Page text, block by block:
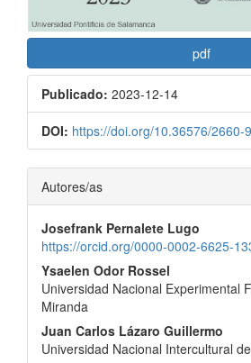
pdf
Publicado: 2023-12-14
DOI: https://doi.org/10.36576/2660-
Contenido
principal
del
artículo
Autores/as
Josefrank Pernalete Lugo
https://orcid.org/0000-0002-6625-
Ysaelen Odor Rossel
Universidad Nacional Experimental
Miranda
Juan Carlos Lázaro Guillermo
Universidad Nacional Intercultural